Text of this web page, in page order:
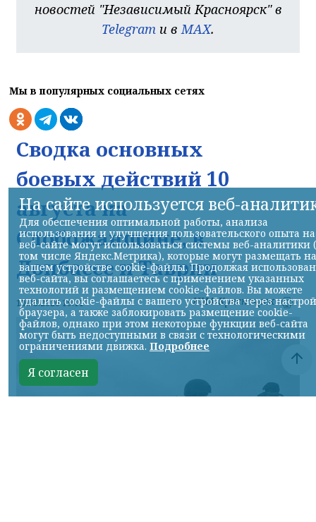
новостей "Независимый Красноярск" в
Telegram и вMAX.
Мы в популярных социальных сетях
Сводка основных
боевых действий 10
августа на
Слобожанщине, в
Донбассе и Таврии
10.08.2026 19:11 НИА-Красноярск
На сайте используется веб-
Для обеспечения оптимальной работы, анализа
использования и улучшения пользовательского опыта на
веб-сайте могут использоваться системы веб-аналитики
том числе Яндекс.Метрика), которые могут размещать на
вашем устройстве cookie-файлы. Продолжая
веб-сайта, вы соглашаетесь с применением указанных
технологий и размещением cookie-файлов. Вы можете
удалить cookie-файлы с вашего устройства через
браузера, а также заблокировать размещение cookie-
файлов, однако при этом некоторые функции веб-сайта
могут быть недоступными в связи с технологическими
ограничениями движка. Подробнее
Я согласен